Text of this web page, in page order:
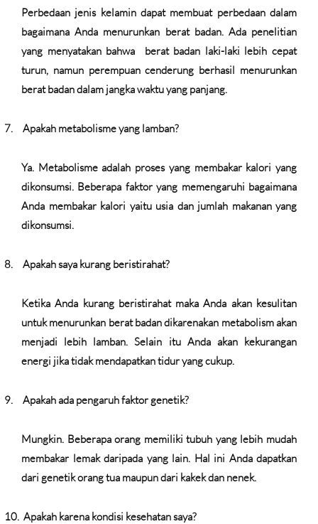
Perbedaan jenis kelamin dapat membuat perbedaan dalam
bagaimana Anda menurunkan berat badan. Ada penelitian
yang menyatakan bahwa
berat badan laki-laki lebih cepat
turun, namun perempuan cenderung berhasil menurunkan
berat badan dalam jangka waktu yang panjang.
7. Apakah metabolisme yang lamban?
Ya. Metabolisme adalah proses yang membakar kalori yang
dikonsumsi. Beberapa faktor yang memengaruhi bagaimana
Anda membakar kalori yaitu usia dan jumlah makanan yang
dikonsumsi.
8. Apakah saya kurang beristirahat?
Ketika Anda kurang beristirahat maka Anda akan kesulitan
untuk menurunkan berat badan dikarenakan metabolism akan
menjadi lebih lamban. Selain itu Anda akan kekurangan
energi jika tidak mendapatkan tidur yang cukup.
9. Apakah ada pengaruh faktor genetik?
Mungkin. Beberapa orang memiliki tubuh yang lebih mudah
membakar lemak daripada yang lain. Hal ini Anda dapatkan
dari genetik orang tua maupun dari kakek dan nenek.
10. Apakah karena kondisi kesehatan saya?